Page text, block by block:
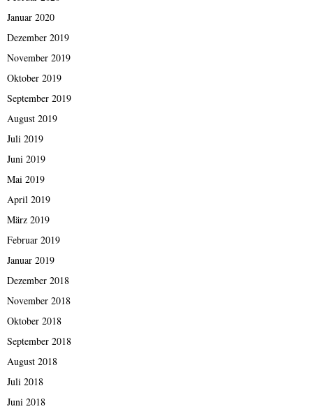
Januar 2020
Dezember 2019
November 2019
Oktober 2019
September 2019
August 2019
Juli 2019
Juni 2019
Mai 2019
April 2019
März 2019
Februar 2019
Januar 2019
Dezember 2018
November 2018
Oktober 2018
September 2018
August 2018
Juli 2018
Juni 2018